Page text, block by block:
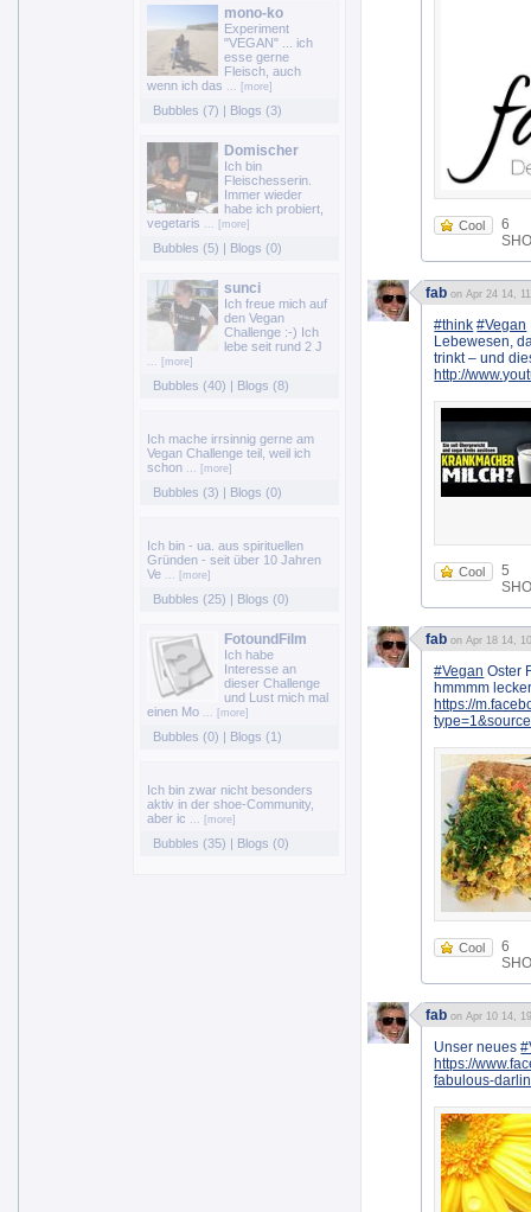
mono-ko
Experiment
"VEGAN" ... ich
esse gerne
Fleisch, auch
wenn ich das
... [more]
Bubbles (7) | Blogs (3)
Domischer
Ich bin
Fleischesserin.
Immer wieder
habe ich probiert,
vegetaris
... [more]
Bubbles (5) | Blogs (0)
sunci
Ich freue mich auf
den Vegan
Challenge :-) Ich
lebe seit rund 2 J
... [more]
Bubbles (40) | Blogs (8)
Ich mache irrsinnig gerne am
Vegan Challenge teil, weil ich
schon ... [more]
Bubbles (3) | Blogs (0)
Ich bin - ua. aus spirituellen
Gründen - seit über 10 Jahren
Ve ... [more]
Bubbles (25) | Blogs (0)
FotoundFilm
Ich habe
Interesse an
dieser Challenge
und Lust mich mal
einen Mo ... [more]
Bubbles (0) | Blogs (1)
Ich bin zwar nicht besonders
aktiv in der shoe-Community,
aber ic
... [more]
Bubbles (35) | Blogs (0)
Cool
6
fab on Apr 24 14,
#think #Vegan
Lebewesen,
trinkt – und
http://
Cool
5
fab on Apr 18 14,
#Vegan Oster
hmmmm
https://
Cool
6
fab on Apr 10 14,
Unser neues
https://
fabulous-